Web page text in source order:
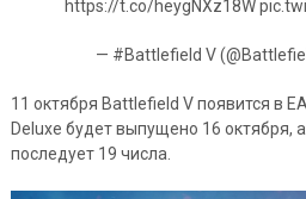
https://t.co/heygNXz18W
— #Battlefield V
11 октября Battlefield V появится в
Deluxe будет выпущено 16 октября,
последует 19 числа.